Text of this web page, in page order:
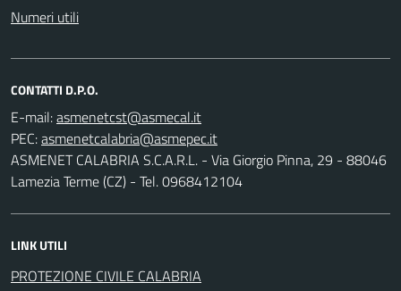
Numeri utili
CONTATTI D.P.O.
E-mail:
PEC:
ASMENET CALABRIA S.C.A.R.L. - Via Giorgio Pinna, 29 - 88046
Lamezia Terme (CZ) - Tel. 0968412104
LINK UTILI
PROTEZIONE CIVILE CALABRIA